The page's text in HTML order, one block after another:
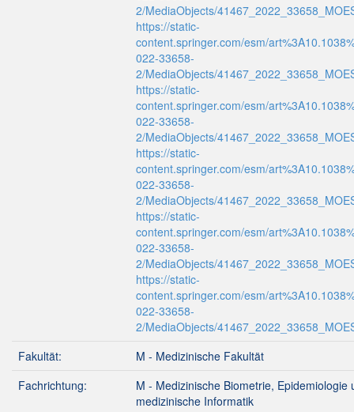
2/MediaObjects/
https://static-
content.springer.com/esm/
022-33658-
2/MediaObjects/
https://static-
content.springer.com/esm/
022-33658-
2/MediaObjects/
https://static-
content.springer.com/esm/
022-33658-
2/MediaObjects/
https://static-
content.springer.com/esm/
022-33658-
2/MediaObjects/
https://static-
content.springer.com/esm/
022-33658-
2/MediaObjects/
Fakultät:
M - Medizinische Fakultät
Fachrichtung:
M - Medizinische Biometrie, Epidemiologie
medizinische Informatik